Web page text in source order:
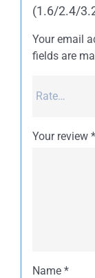
(1.6/2.4/
Your email
fields are
Your review *
Name *